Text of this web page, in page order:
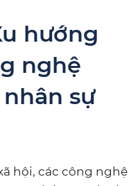
hướng
nghệ
sự
hội, các công nghệ